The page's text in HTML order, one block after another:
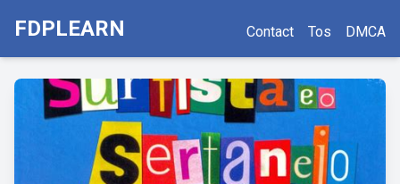
FDPLEARN Contact Tos DMCA